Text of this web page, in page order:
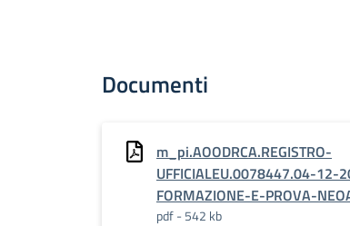
Documenti
m_pi.AOODRCA.REGISTRO-
UFFICIALEU.0078447.04-12-
FORMAZIONE-E-PROVA-
pdf - 542 kb